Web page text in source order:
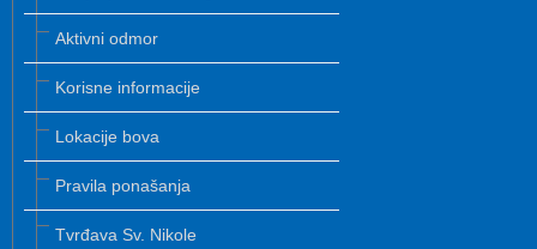
Aktivni odmor
Korisne informacije
Lokacije bova
Pravila ponašanja
Tvrđava Sv. Nikole